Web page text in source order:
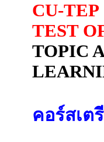
CU-
TEST
TOPIC
คอร์สเต